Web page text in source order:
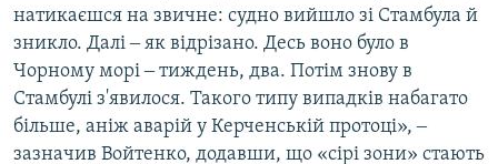
натикаєшся на звичне: судно вийшло зі Стамбула й
зникло. Далі ‒ як відрізано. Десь воно було в
Чорному морі ‒ тиждень, два. Потім знову в
Стамбулі з'явилося. Такого типу випадків набагато
більше, аніж аварій у Керченській протоці», ‒
зазначив Войтенко, додавши, що «сірі зони» стають